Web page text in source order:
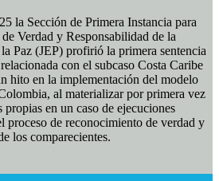
la Sección de Primera Instancia para
Verdad y Responsabilidad de la
Paz (JEP) profirió la primera sentencia
con el subcaso Costa Caribe
hito en la implementación del modelo
al materializar por primera vez
en un caso de ejecuciones
proceso de reconocimiento de verdad y
los comparecientes.